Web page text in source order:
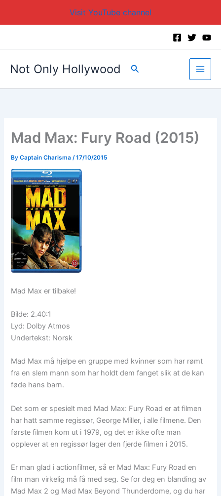
Visit YouTube channel
Not Only Hollywood Search
Mad Max: Fury Road (2015)
ByCaptain Charisma /17/10/2015
Mad Max er tilbake!
Bilde: 2.40:1
Lyd: Dolby Atmos
Undertekst: Norsk
Mad Max må hjelpe en gruppe med kvinner som har rømt
fra en slem mann som har holdt dem fanget slik at de kan
føde hans barn.
Det som er spesielt med Mad Max: Fury Road er at filmen
har hatt samme regissør, George Miller, i alle filmene. Den
første filmen kom ut i 1979, og det er ikke ofte man
opplever at en regissør lager den fjerde filmen i 2015.
Er man glad i actionfilmer, så er Mad Max: Fury Road en
film man virkelig må få med seg. Se for deg en blanding av
Mad Max 2 og Mad Max Beyond Thunderdome, og du har